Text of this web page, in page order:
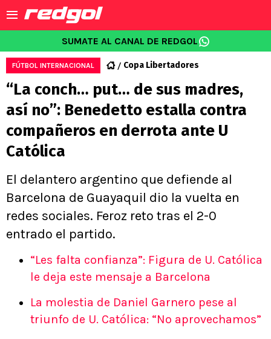
SUMATE AL CANAL DE REDGOL
FÚTBOL INTERNACIONAL Copa Libertadores
“La conch… put… de sus madres,
así no”: Benedetto estalla contra
compañeros en derrota ante U
Católica
El delantero argentino que defiende al
Barcelona de Guayaquil dio la vuelta en
redes sociales. Feroz reto tras el 2-0
entrado el partido.
“Les falta confianza”: Figura de U. Católica
le deja este mensaje a Barcelona
La molestia de Daniel Garnero pese al
triunfo de U. Católica: “No aprovechamos”